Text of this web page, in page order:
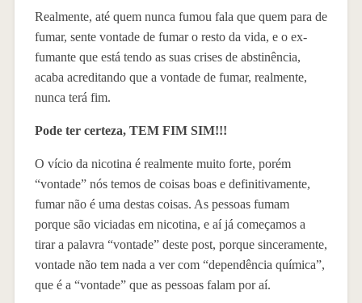
Realmente, até quem nunca fumou fala que quem para de
fumar, sente vontade de fumar o resto da vida, e o ex-
fumante que está tendo as suas crises de abstinência,
acaba acreditando que a vontade de fumar, realmente,
nunca terá fim.
Pode ter certeza, TEM FIM SIM!!!
O vício da nicotina é realmente muito forte, porém
“vontade” nós temos de coisas boas e definitivamente,
fumar não é uma destas coisas. As pessoas fumam
porque são viciadas em nicotina, e aí já começamos a
tirar a palavra “vontade” deste post, porque sinceramente,
vontade não tem nada a ver com “dependência química”,
que é a “vontade” que as pessoas falam por aí.